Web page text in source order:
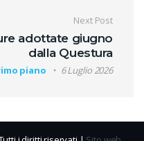
Next Post
adottate giugno
dalla Questura
piano 6 Luglio 2026